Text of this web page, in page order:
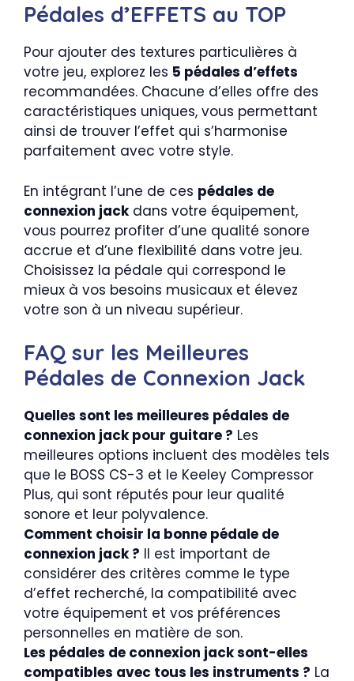
Pédales d’EFFETS au TOP
Pour ajouter des textures particulières à
votre jeu, explorez les 5 pédales d’effets
recommandées. Chacune d’elles offre des
caractéristiques uniques, vous permettant
ainsi de trouver l’effet qui s’harmonise
parfaitement avec votre style.
En intégrant l’une de ces pédales de
connexion jackdans votre équipement,
vous pourrez profiter d’une qualité sonore
accrue et d’une flexibilité dans votre jeu.
Choisissez la pédale qui correspond le
mieux à vos besoins musicaux et élevez
votre son à un niveau supérieur.
FAQ sur les Meilleures
Pédales de Connexion Jack
Quelles sont les meilleures pédales de
connexion jack pour guitare ? Les
meilleures options incluent des modèles tels
que le BOSS CS-3 et le Keeley Compressor
Plus, qui sont réputés pour leur qualité
sonore et leur polyvalence.
Comment choisir la bonne pédale de
connexion jack ? Il est important de
considérer des critères comme le type
d’effet recherché, la compatibilité avec
votre équipement et vos préférences
personnelles en matière de son.
Les pédales de connexion jack sont-elles
compatibles avec tous les instruments ? La